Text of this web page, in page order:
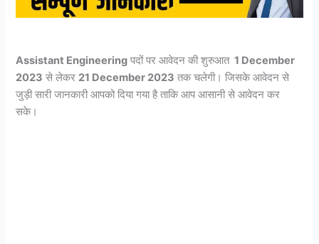
Assistant Engineering पदों पर आवेदन की शुरुआत 1 December
2023 से लेकर 21 December 2023 तक चलेगी। जिसके आवेदन से
जुड़ी सारी जानकारी आपको दिया गया है ताकि आप आसानी से आवेदन कर
सके।